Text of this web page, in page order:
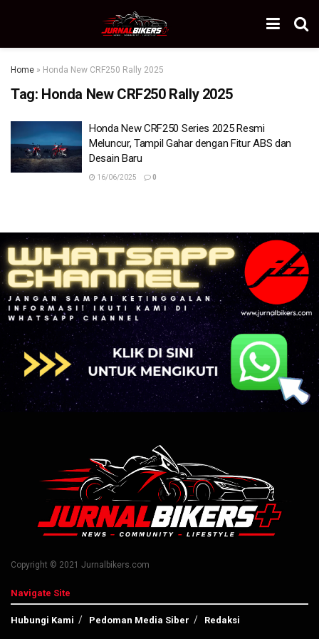
Home » Honda New CRF250 Rally 2025
Tag: Honda New CRF250 Rally 2025
Honda New CRF250 Series 2025 Resmi
Meluncur, Tampil Gahar dengan Fitur ABS dan
Desain Baru
16/06/2025 0
Copyright © 2021 Jurnalbikers.com
Navigate Site
Hubungi Kami Pedoman Media Siber Redaksi